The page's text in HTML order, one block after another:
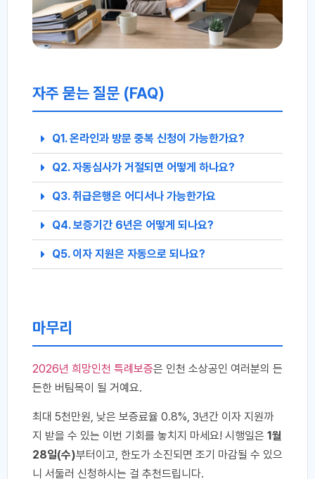
자주 묻는 질문 (FAQ)
Q1. 온라인과 방문 중복 신청이 가능한가요?
Q2. 자동심사가 거절되면 어떻게 하나요?
Q3. 취급은행은 어디서나 가능한가요
Q4. 보증기간 6년은 어떻게 되나요?
Q5. 이자 지원은 자동으로 되나요?
마무리
2026년 희망인천 특례보증은 인천 소상공인 여러분의 든
든한 버팀목이 될 거예요.
최대 5천만원, 낮은 보증료율 0.8%, 3년간 이자 지원까
지 받을 수 있는 이번 기회를 놓치지 마세요! 시행일은 1월
28일(수)부터이고, 한도가 소진되면 조기 마감될 수 있으
니 서둘러 신청하시는 걸 추천드립니다.